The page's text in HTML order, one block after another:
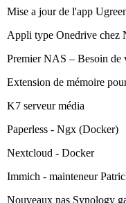
Mise a jour de l'app
Appli type Onedrive chez
Premier NAS – Besoin de
Extension de mémoire
K7 serveur média
Paperless - Ngx (Docker)
Nextcloud - Docker
Immich - mainteneur
Nouveaux nas Synology